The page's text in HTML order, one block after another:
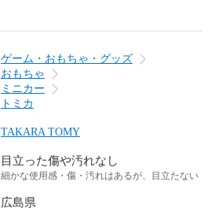
ゲーム・おもちゃ・グッズ
おもちゃ
ミニカー
トミカ
TAKARA TOMY
目立った傷や汚れなし
細かな使用感・傷・汚れはあるが、目立たない
広島県